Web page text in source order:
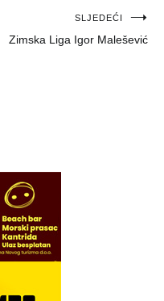
SLJEDEĆI
Zimska Liga Igor Malešević